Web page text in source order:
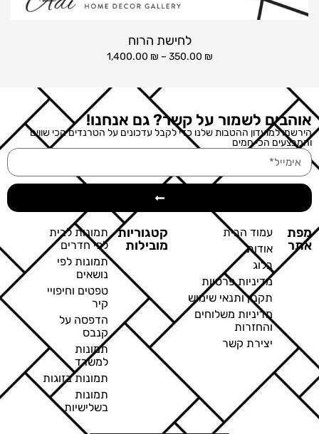
לחישת הרוח
350.00 ₪
–
1,400.00 ₪
אוהבים לשמור על קשר? גם אנחנו!
הירשמו למועדון ההטבות שלנו כדי לקבל עדכונים על הטרנדים הכי שווים
והמבצעים הכי חמים
מפת
אתר
עמוד הבית
אודות
בלוג
מדיניות פרטיות
תקנון ותנאי שימוש
מדיניות משלוחים
והחזרות
יצירת קשר
קטגוריות
מובילות
תמונות לבית
לפי חדרים
תמונות לפי
נושאים
טפטים וחיפויי
קיר
הדפסה על
קנבס
תמונות
למשרד
תמונות בזוגות
תמונות
בשלישיות